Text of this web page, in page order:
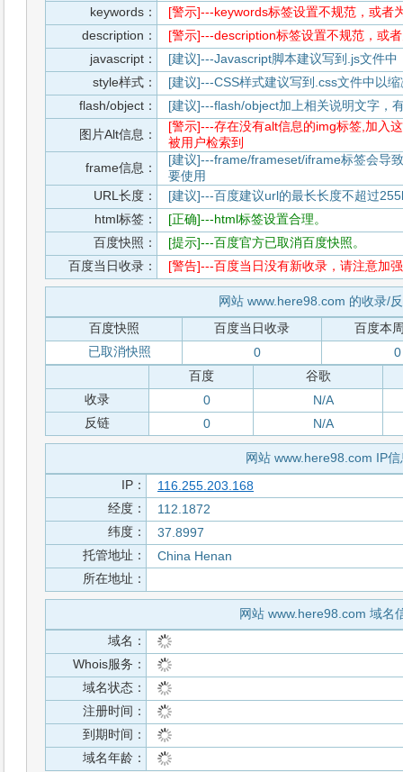
keywords：
[警示]---keywords标签设置不规范，或者
description：
[警示]---description标签设置不规范，或
javascript：
[建议]---Javascript脚本建议写到.js文件中
style样式：
[建议]---CSS样式建议写到.css文件中以
flash/object：
[建议]---flash/object加上相关说明文字，
图片Alt信息：
[警示]---存在没有alt信息的img标签,加入
被用户检索到
frame信息：
[建议]---frame/frameset/iframe标签会导
要使用
URL长度：
[建议]---百度建议url的最长长度不超过
html标签：
[正确]---html标签设置合理。
百度快照：
[提示]---百度官方已取消百度快照。
百度当日收录：
[警告]---百度当日没有新收录，请注意加
网站 www.here98.com 的收录/
百度快照
百度当日收录
百度本
已取消快照
0
0
百度
谷歌
收录
0
N/A
反链
0 N/A
网站 www.here98.com IP信
IP：
116.255.203.168
经度：
112.1872
纬度：
37.8997
托管地址：
China Henan
所在地址：
网站 www.here98.com 域名
域名：
Whois服务：
域名状态：
注册时间：
到期时间：
域名年龄：